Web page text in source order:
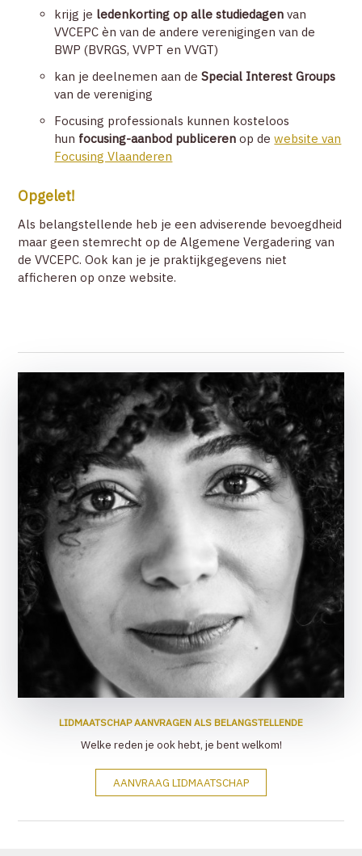
krijg je ledenkorting op alle studiedagen van
VVCEPC èn van de andere verenigingen van de
BWP (BVRGS, VVPT en VVGT)
kan je deelnemen aan deSpecial Interest Groups
van de vereniging
Focusing professionals kunnen kosteloos
hun focusing-aanbod publiceren op dewebsite van
Focusing Vlaanderen
Opgelet!
Als belangstellende heb je een adviserende bevoegdheid
maar geen stemrecht op de Algemene Vergadering van
de VVCEPC. Ook kan je je praktijkgegevens niet
afficheren op onze website.
LIDMAATSCHAP AANVRAGEN ALS BELANGSTELLENDE
Welke reden je ook hebt, je bent welkom!
AANVRAAG LIDMAATSCHAP